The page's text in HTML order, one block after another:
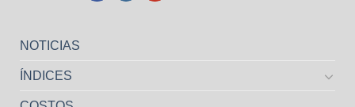
NOTICIAS
ÍNDICES